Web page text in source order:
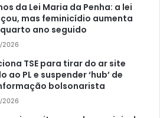
da Lei Maria da Penha: a lei
mas feminicídio aumenta
ano seguido
2026
TSE para tirar do ar site
ao PL e suspender ‘hub’ de
bolsonarista
2026